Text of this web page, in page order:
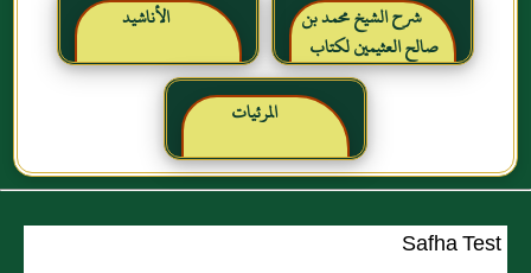
شرح الشيخ محمد بن
صالح العثيمين لكتاب
رياض الصالحين للإمام
النووي رحمهم الله تعالى
الأناشيد
المرئيات
Safha Test